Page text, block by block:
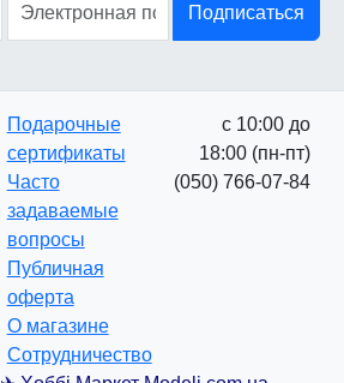
Подписаться
Подарочные
сертификаты
Часто
задаваемые
вопросы
Публичная
оферта
О магазине
Сотрудничество
с 10:00 до
18:00 (пн-пт)
(050) 766-07-84